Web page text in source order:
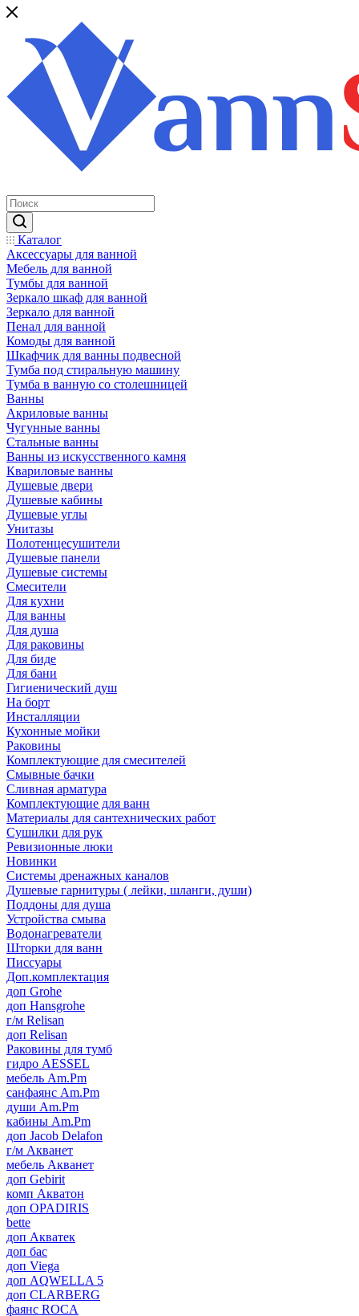
Каталог
Аксессуары для ванной
Мебель для ванной
Тумбы для ванной
Зеркало шкаф для ванной
Зеркало для ванной
Пенал для ванной
Комоды для ванной
Шкафчик для ванны подвесной
Тумба под стиральную машину
Тумба в ванную со столешницей
Ванны
Акриловые ванны
Чугунные ванны
Стальные ванны
Ванны из искусственного камня
Квариловые ванны
Душевые двери
Душевые кабины
Душевые углы
Унитазы
Полотенцесушители
Душевые панели
Душевые системы
Смесители
Для кухни
Для ванны
Для душа
Для раковины
Для биде
Для бани
Гигиенический душ
На борт
Инсталляции
Кухонные мойки
Раковины
Комплектующие для смесителей
Смывные бачки
Сливная арматура
Комплектующие для ванн
Материалы для сантехнических работ
Сушилки для рук
Ревизионные люки
Новинки
Системы дренажных каналов
Душевые гарнитуры ( лейки, шланги, души)
Поддоны для душа
Устройства смыва
Водонагреватели
Шторки для ванн
Писсуары
Доп.комплектация
доп Grohe
доп Hansgrohe
г/м Relisan
доп Relisan
Раковины для тумб
гидро AESSEL
мебель Am.Pm
санфаянс Am.Pm
души Am.Pm
кабины Am.Pm
доп Jacob Delafon
г/м Акванет
мебель Акванет
доп Gebirit
комп Акватон
доп OPADIRIS
bette
доп Акватек
доп бас
доп Viega
доп AQWELLA 5
доп CLARBERG
фаянс ROCA